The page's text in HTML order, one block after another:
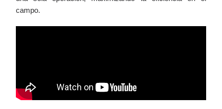
campo.